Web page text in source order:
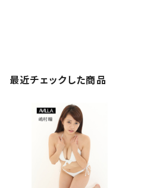
最近チェックした商品